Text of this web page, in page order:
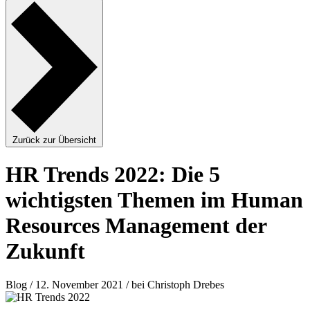
Zurück zur Übersicht
HR Trends 2022: Die 5
wichtigsten Themen im Human
Resources Management der
Zukunft
Blog / 12. November 2021 / bei Christoph Drebes